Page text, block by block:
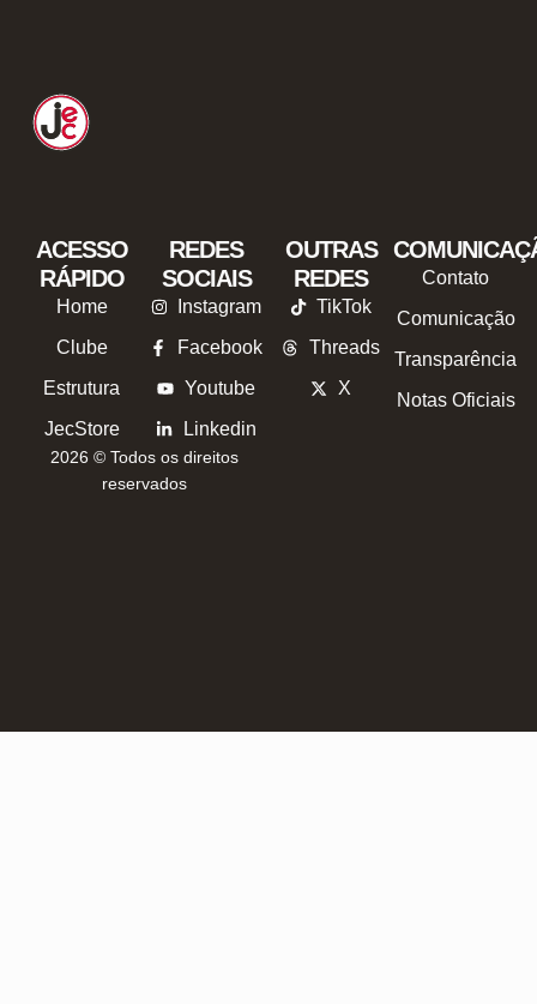
ACESSO
RÁPIDO
Home
Clube
Estrutura
JecStore
REDES
SOCIAIS
Instagram
Facebook
Youtube
Linkedin
OUTRAS
REDES
TikTok
Threads
X
Contato
Comunicação
Transparência
Notas Oficiais
2026 © Todos os direitos
reservados